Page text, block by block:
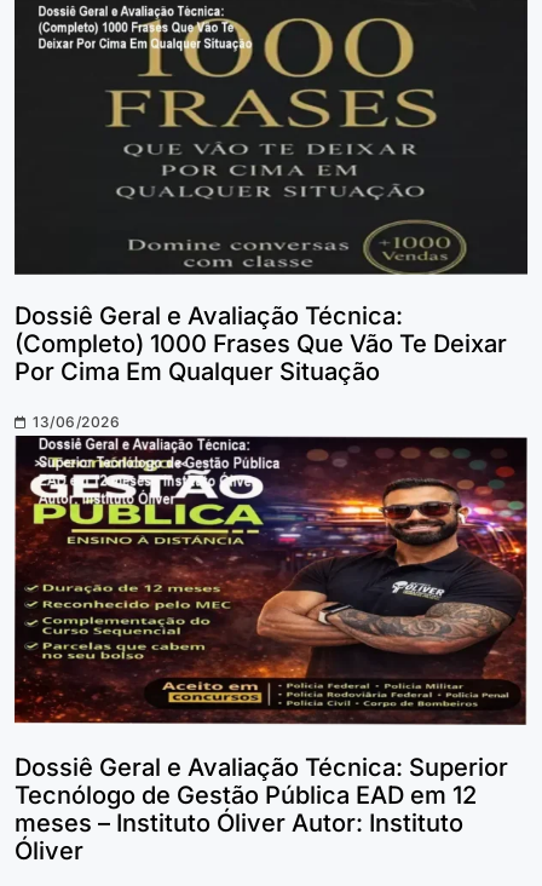
Dossiê Geral e Avaliação Técnica:
(Completo) 1000 Frases Que Vão Te Deixar
Por Cima Em Qualquer Situação
13/06/2026
Dossiê Geral e Avaliação Técnica: Superior
Tecnólogo de Gestão Pública EAD em 12
meses – Instituto Óliver Autor: Instituto
Óliver